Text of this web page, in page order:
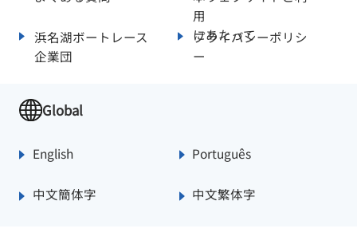
用
にあたって
浜名湖ボートレース
企業団
プライバシーポリシ
ー
Global
English Português
中文簡体字 中文繁体字